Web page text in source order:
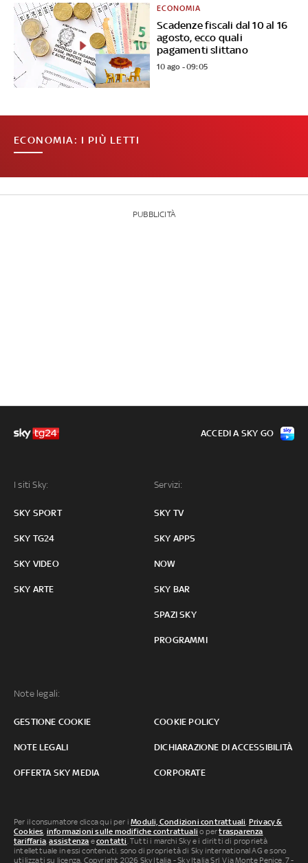
Scadenze fiscali dal 10 al 16
agosto, ecco quali
pagamenti slittano
ECONOMIA
10 ago - 09:05
ECONOMIA: I PIÙ LETTI
PUBBLICITÀ
I siti Sky:
SKY SPORT
SKY TG24
SKY VIDEO
SKY ARTE
Servizi:
SKY TV
SKY APPS
NOW
SKY BAR
SPAZI SKY
PROGRAMMI
Note legali:
GESTIONE COOKIE COOKIE POLICY
NOTE LEGALI DICHIARAZIONE DI ACCESSIBILITÀ
OFFERTA SKY MEDIA CORPORATE
ACCEDI A SKY GO
Per il consumatore clicca qui per iModuli, Condizioni contrattuali, Privacy &
Cookies, informazioni sulle modifiche contrattuali o pertrasparenza
tariffaria,assistenza econtatti. Tutti i marchi Sky e i diritti di proprietà
intellettuale in essi contenuti, sono di proprietà di Sky international AG e sono
utilizzati su licenza. Copyright 2026 Sky Italia - Sky Italia Srl Via Monte Penice, 7 -